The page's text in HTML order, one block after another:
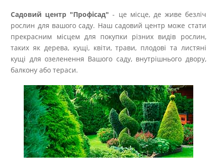
Садовий центр "Профісад" - це місце, де живе безліч
рослин для вашого саду. Наш садовий центр може стати
прекрасним місцем для покупки різних видів рослин,
таких як дерева, кущі, квіти, трави, плодові та листяні
кущі для озеленення Вашого саду, внутрішнього двору,
балкону або тераси.